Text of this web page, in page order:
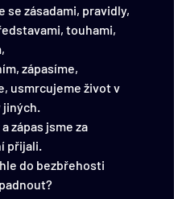
se zásadami, pravidly,
touhami,
zápasíme,
usmrcujeme život v
jiných.
zápas jsme za
přijali.
do bezbřehosti